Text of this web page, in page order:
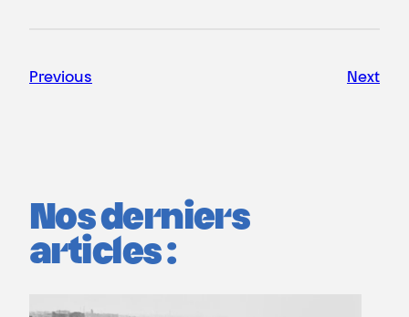
Previous Next
Nos derniers
articles :